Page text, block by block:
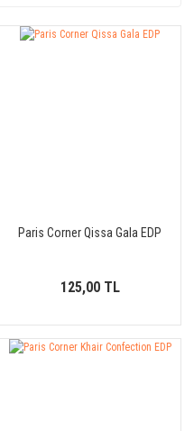
Paris Corner Qissa Gala EDP
125,00 TL